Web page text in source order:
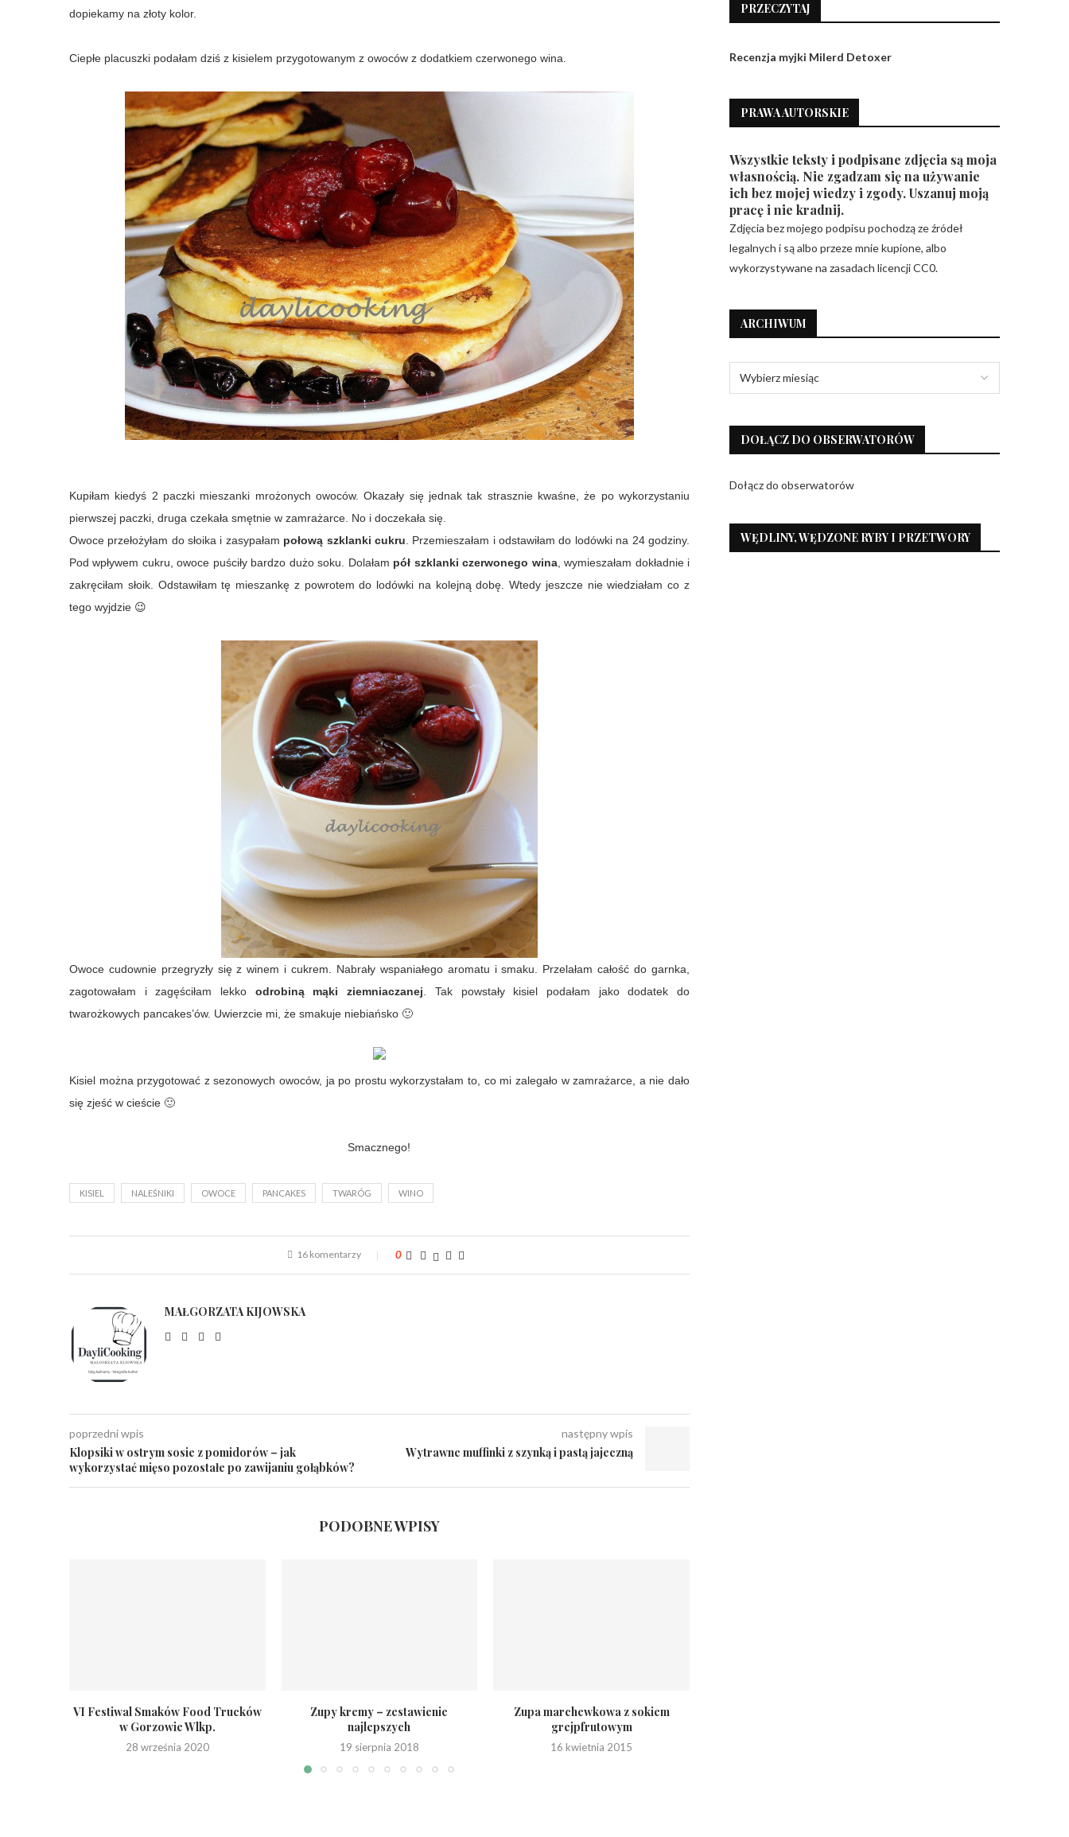
dopiekamy na złoty kolor.
Ciepłe placuszki podałam dziś z kisielem przygotowanym z owoców z dodatkiem czerwonego wina.
Kupiłam kiedyś 2 paczki mieszanki mrożonych owoców. Okazały się jednak tak strasznie kwaśne, że po wykorzystaniu
pierwszej paczki, druga czekała smętnie w zamrażarce. No i doczekała się.
Owoce przełożyłam do słoika i zasypałam połową szklanki cukru. Przemieszałam i odstawiłam do lodówki na 24 godziny.
Pod wpływem cukru, owoce puściły bardzo dużo soku. Dolałam pół szklanki czerwonego wina, wymieszałam dokładnie i
zakręciłam słoik. Odstawiłam tę mieszankę z powrotem do lodówki na kolejną dobę. Wtedy jeszcze nie wiedziałam co z
tego wyjdzie 😉
Owoce cudownie przegryzły się z winem i cukrem. Nabrały wspaniałego aromatu i smaku. Przelałam całość do garnka,
zagotowałam i zagęściłam lekko odrobiną mąki ziemniaczanej. Tak powstały kisiel podałam jako dodatek do
twarożkowych pancakes’ów. Uwierzcie mi, że smakuje niebiańsko 🙂
Kisiel można przygotować z sezonowych owoców, ja po prostu wykorzystałam to, co mi zalegało w zamrażarce, a nie dało
się zjeść w cieście 🙂
Smacznego!
KISIEL NALEŚNIKI OWOCE PANCAKES TWARÓG WINO
16 komentarzy 0
MAŁGORZATA KIJOWSKA
poprzedni wpis
Klopsiki w ostrym sosie z pomidorów – jak
wykorzystać mięso pozostałe po zawijaniu gołąbków?
następny wpis
Wytrawne muffinki z szynką i pastą jajeczną
PODOBNE WPISY
VI Festiwal Smaków Food Trucków
w Gorzowie Wlkp.
28 września 2020
Zupy kremy – zestawienie
najlepszych
19 sierpnia 2018
Zupa marchewkowa z sokiem
grejpfrutowym
16 kwietnia 2015
PRZECZYTAJ
Recenzja myjki Milerd Detoxer
PRAWA AUTORSKIE
Wszystkie teksty i podpisane zdjęcia są moja
własnością. Nie zgadzam się na używanie
ich bez mojej wiedzy i zgody. Uszanuj moją
pracę i nie kradnij.
Zdjęcia bez mojego podpisu pochodzą ze źródeł
legalnych i są albo przeze mnie kupione, albo
wykorzystywane na zasadach licencji CC0.
ARCHIWUM
DOŁĄCZ DO OBSERWATORÓW
Dołącz do obserwatorów
WĘDLINY, WĘDZONE RYBY I PRZETWORY